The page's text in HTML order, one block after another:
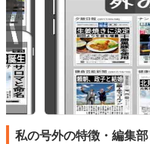
私の号外の特徴・編集